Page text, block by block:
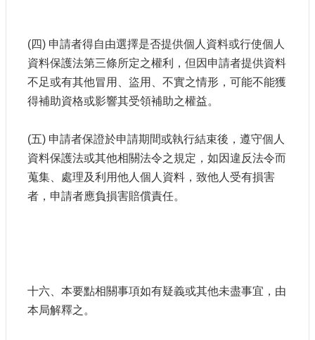
(四) 申請者得自由選擇是否提供個人資料或行使個人
資料保護法第三條所定之權利，但因申請者提供資料
不足或有其他冒用、盜用、不實之情形，可能不能獲
得補助資格或影響其受領補助之權益。
(五) 申請者保證於申請期間或執行結束後，遵守個人
資料保護法或其他相關法令之規定，如因違反法令而
蒐集、處理及利用他人個人資料，致他人受有損害
者，申請者應負損害賠償責任。
十六、本要點相關事項如有疑義或其他未盡事宜，由
本局解釋之。